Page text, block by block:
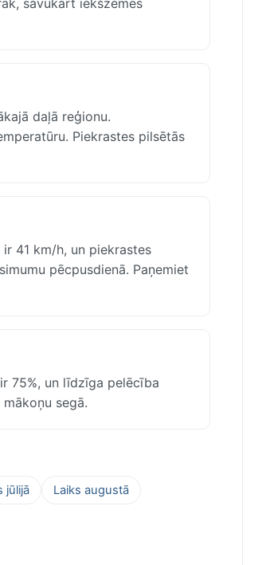
daļā reģionu.
Piekrastes pilsētās
41 km/h, un piekrastes
pēcpusdienā. Paņemiet
75%, un līdzīga pelēcība
segā.
jūlijā
Laiks augustā